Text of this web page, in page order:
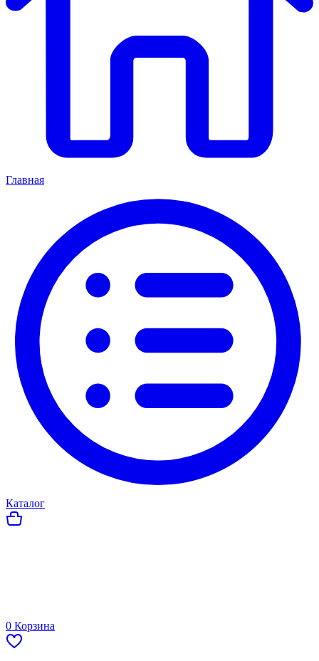
Главная
Каталог
0 Корзина